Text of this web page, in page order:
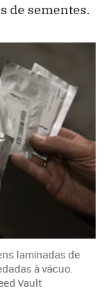
de sementes.
laminadas de
à vácuo.
Vault